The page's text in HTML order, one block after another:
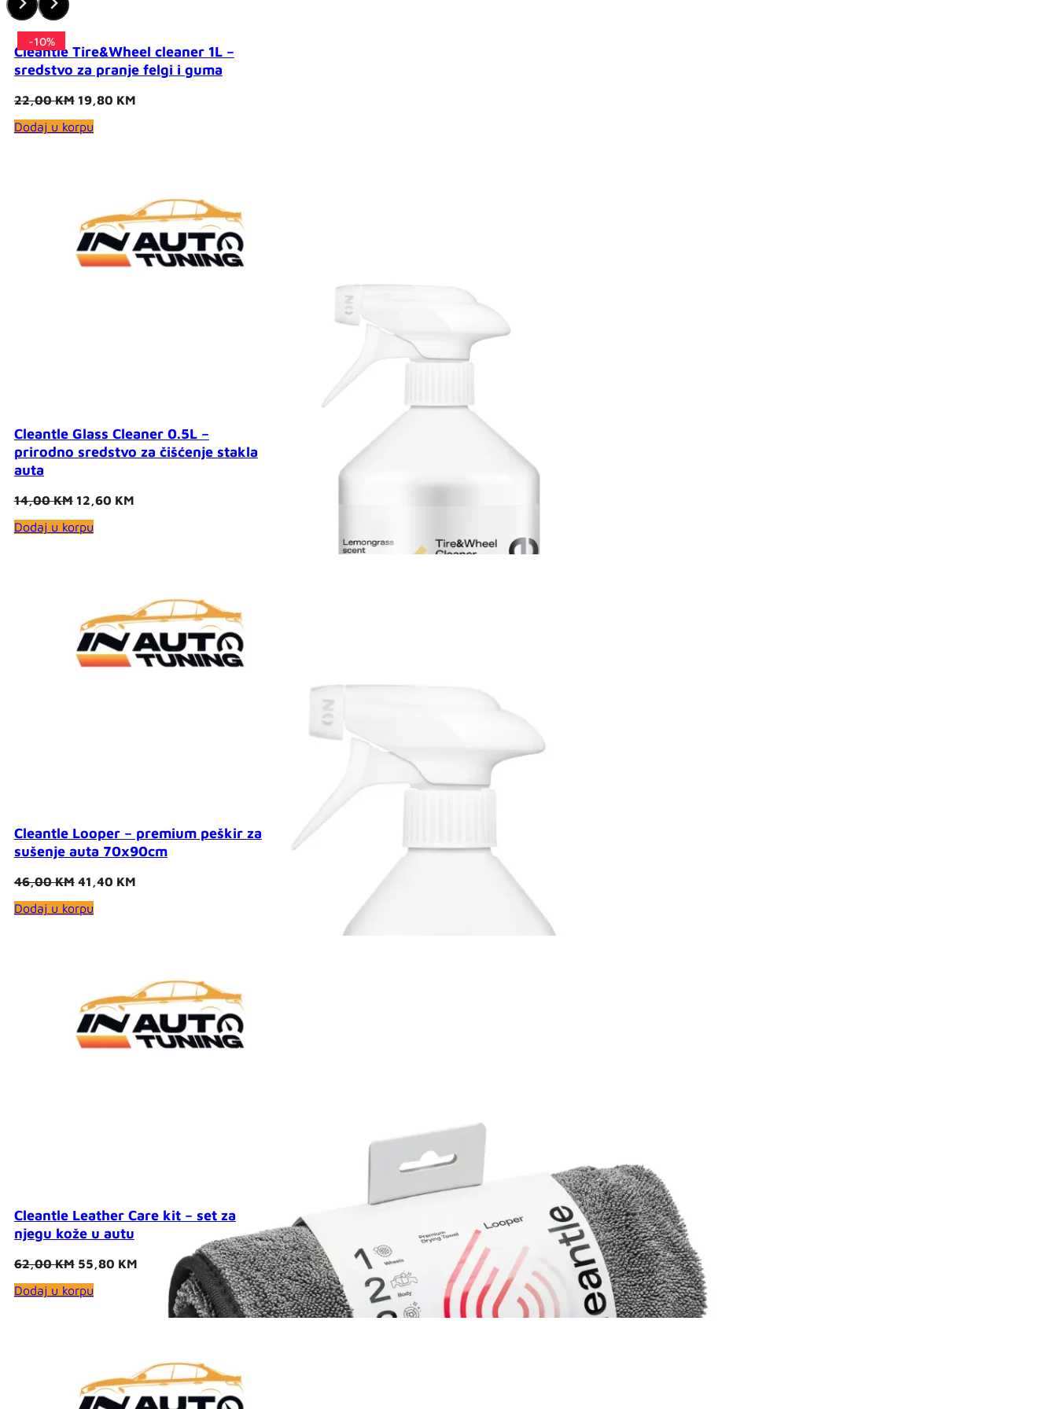
Cleantle Tire&Wheel cleaner 1L –
sredstvo za pranje felgi i guma
22,00KM Original
was:
19,80 KMCurrent
Dodaj u korpu
-10%
Cleantle Glass Cleaner 0.5L –
prirodno sredstvo za čišćenje stakla
auta
14,00KM Original
was:
12,60 KMCurrent
Dodaj u korpu
-10%
Cleantle Looper – premium peškir za
sušenje auta 70x90cm
46,00KM Original
was:
41,40 KMCurrent
Dodaj u korpu
-10%
Cleantle Leather Care kit – set za
njegu kože u autu
62,00KM Original
was:
55,80 KMCurrent
55,80 KM.
Dodaj u korpu
-10%
-10%
-10%
-10%
-10%
-10%
-10%
-10%
-10%
-10%
-10%
-10%
-10%
-10%
-10%
-10%
-10%
-10%